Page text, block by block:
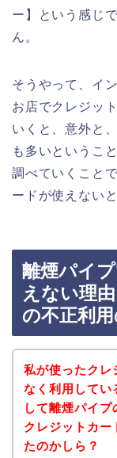
ー】という感じ
ん。
そうやって、イ
お店でクレジッ
いくと、意外と
も多いというこ
調べていくこと
ードが使えない
離煙パイ
えない理
の不正利用
私が使ったクレ
なく利用してい
して離煙パイ
クレジットカー
たのかしら？